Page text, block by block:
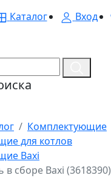
Каталог Вход
Комплектующие
для котлов
Baxi
в сборе Baxi (3618390)